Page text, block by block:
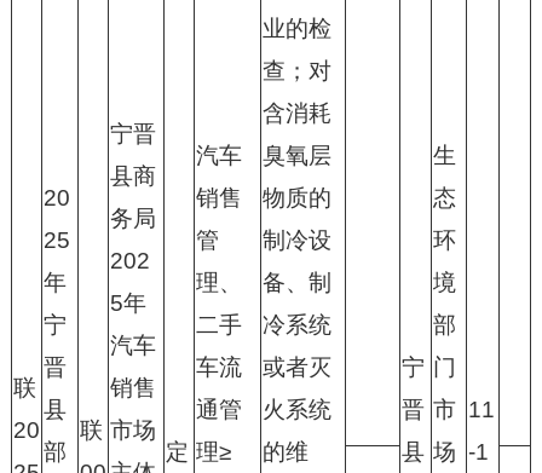
联
20
20
25
年
宁
晋
县
部
联
宁晋
县商
务局
202
5年
汽车
销售
市场
定
汽车
销售
管
理、
二手
车流
通管
理≥
业的检
查；对
含消耗
臭氧层
物质的
制冷设
备、制
冷系统
或者灭
火系统
的维
宁
晋
县
生
态
环
境
部
门
市
场
11
-1